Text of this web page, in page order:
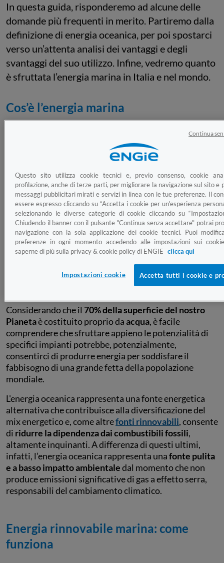
In questa guida, risponderemo ad alcune delle
domande più frequenti in merito. Partiremo dalla
definizione di energia oceanica, per poi spostarci
verso un’attenta analisi dei vantaggi e degli
svantaggi del suo utilizzo. Infine, vedremo quanto
è sfruttata l’energia marina in Italia e nel mondo.
Cos’è l’energia marina
Quando facciamo riferimento alla produzione di
energia sfruttando uno degli elementi più presenti sul
nostro Pianeta, cioè l’acqua di mari e oceani (definita,
questo tema alle centrali idroelettriche e, più in
generale, all’energia idroelettrica.
energia elettrica, però, può essere prodotta anche
sfruttandocorrenti, maree e onde del mare. Infatti,
esattamente come il fotovoltaico estrae energia dal
sole o le pale eoliche lavorano per produrre energia
derivante dal vento, ci sono metodi che consentono di
movimento naturale dei
e degli oceani. In questo caso parliamo di energia
Considerando che il 70% della superficie del nostro
Pianetaè costituito proprio daacqua, è facile
comprendere che sfruttare appieno le potenzialità di
specifici impianti potrebbe, potenzialmente,
consentirci di produrre energia per soddisfare il
fabbisogno di una grande fetta della popolazione
mondiale.
L'energia oceanica rappresenta una fonte energetica
alternativa che contribuisce alla diversificazione del
mix energetico e, come altrefonti rinnovabili, consente
di ridurre la dipendenza dai combustibili fossili,
altamente inquinanti. A differenza di questi ultimi,
infatti, l’energia oceanica rappresenta unafonte pulita
e a basso impatto ambientaledal momento che non
produce emissioni significative di gas a effetto serra,
responsabili del cambiamento climatico.
Energia rinnovabile marina: come
funziona
Questo sito utilizza cookie tecnici e, previo consenso, cookie
profilazione, anche di terze parti, per migliorare la navigazione sul sito e
messaggi pubblicitari mirati e servizi in linea con le tue preferenze. Il
essere espresso cliccando su “Accetta i cookie per un'esperienza
selezionando le diverse categorie di cookie cliccando su
Chiudendo il banner con il pulsante "Continua senza accettare" potrai
navigazione con la sola applicazione dei cookie tecnici. Puoi
preferenze in ogni momento accedendo alle impostazioni sui
saperne di più sulla privacy & cookie policy di ENGIE clicca qui
Impostazioni cookie Accetta tutti i cookie e
Continua